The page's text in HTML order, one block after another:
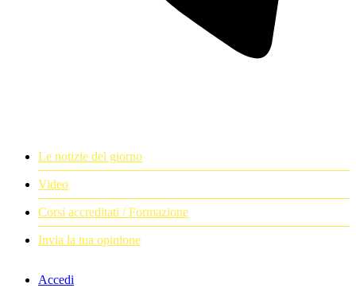
Le notizie del giorno
Video
Corsi accreditati / Formazione
Invia la tua opinione
Accedi